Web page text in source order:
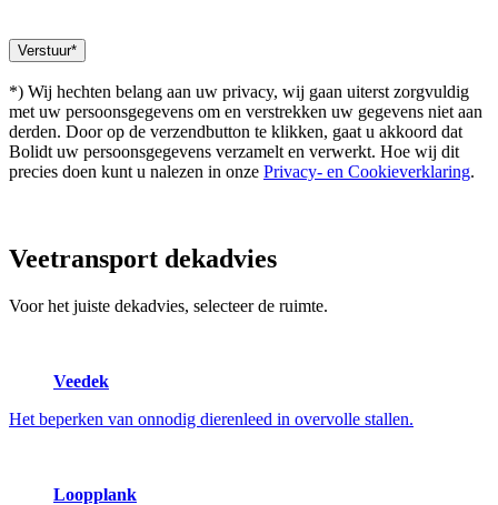
*) Wij hechten belang aan uw privacy, wij gaan uiterst zorgvuldig
met uw persoonsgegevens om en verstrekken uw gegevens niet aan
derden. Door op de verzendbutton te klikken, gaat u akkoord dat
Bolidt uw persoonsgegevens verzamelt en verwerkt. Hoe wij dit
precies doen kunt u nalezen in onze Privacy- en Cookieverklaring.
Veetransport dekadvies
Voor het juiste dekadvies, selecteer de ruimte.
Veedek
Het beperken van onnodig dierenleed in overvolle stallen.
Loopplank